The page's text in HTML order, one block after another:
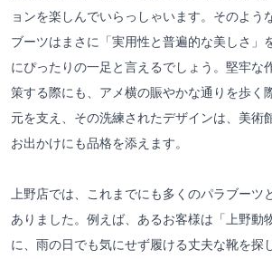
ョンを楽しんでいらっしゃいます。そのよう
ブーツはまさに「実用性と普遍的な美しさ」
にぴったりの一足と言えるでしょう。堅牢な
策する際にも、アメ横の賑やかな通りを歩く
元を支え、その洗練されたデザインは、美術
お出かけにも品格を添えます。
上野店では、これまでにも多くのパラブーツ
ありました。例えば、あるお客様は「上野動
に、雨の日でも気にせず履ける丈夫な靴を探